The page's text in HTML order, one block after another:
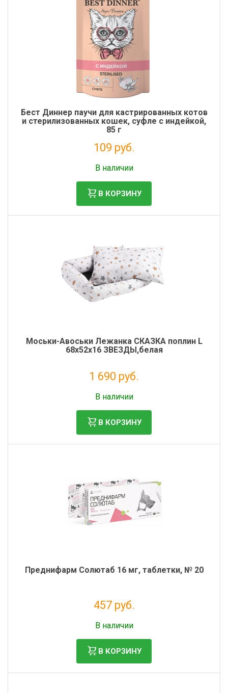
Бест Диннер паучи для кастрированных котов
и стерилизованных кошек, суфле с индейкой,
85 г
109 руб.
В наличии
В КОРЗИНУ
Моськи-Авоськи Лежанка СКАЗКА поплин L
68х52х16 ЗВЕЗДЫ,белая
1 690 руб.
В наличии
В КОРЗИНУ
Преднифарм Солютаб 16 мг, таблетки, № 20
457 руб.
В наличии
В КОРЗИНУ